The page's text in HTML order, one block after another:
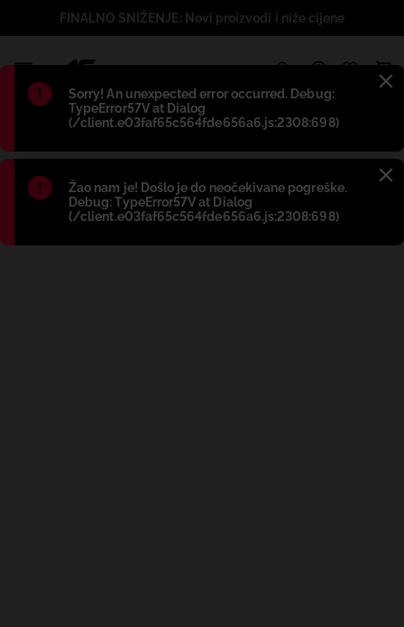
Błąd:
Sorry! An unexpected error occurred. Debug:
TypeError57V at Dialog
(/client.e03faf65c564fde656a6.js:2308:698)
Błąd:
Žao nam je! Došlo je do neočekivane pogreške.
Debug: TypeError57V at Dialog
(/client.e03faf65c564fde656a6.js:2308:698)
FINALNO SNIŽENJE: Novi proizvodi i niže cijene